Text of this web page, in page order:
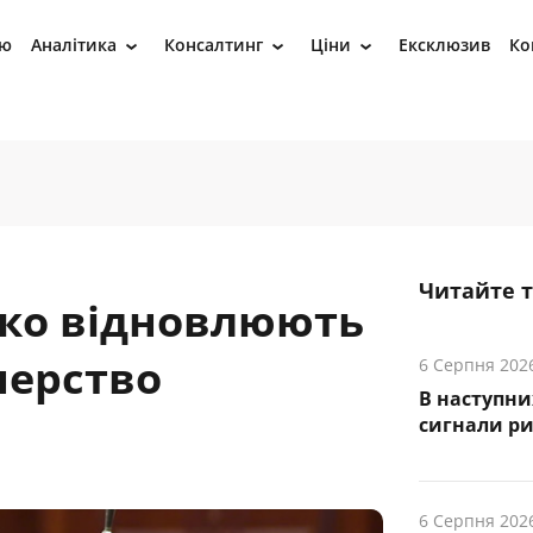
Аналітика › Консалтинг › Ціни › Ексклюзив
відновлюють
Читайте
6 Серпня
В
cигнали
6 Серпня